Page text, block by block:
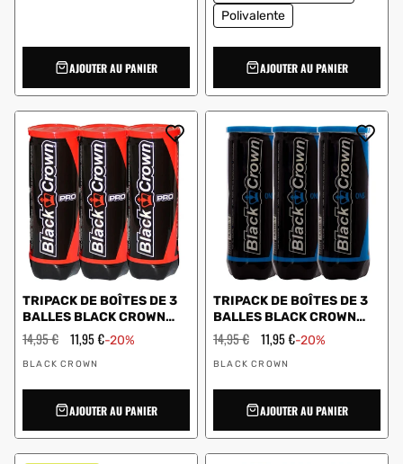
AJOUTER AU PANIER
Polivalente
AJOUTER AU PANIER
TRIPACK DE BOÎTES DE 3
BALLES BLACK CROWN
PRO
Prix
régulier
14,95 € Prix
en
solde
11,95 €-20%
Vendeur
BLACK CROWN
AJOUTER AU PANIER
TRIPACK DE BOÎTES DE 3
BALLES BLACK CROWN
ONE
Prix
régulier
14,95 € Prix
en
solde
11,95 €-20%
Vendeur
BLACK CROWN
AJOUTER AU PANIER